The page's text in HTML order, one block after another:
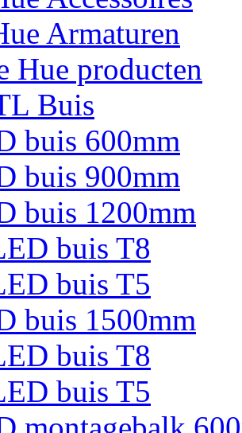
Armaturen
Hue producten
Buis
buis 600mm
buis 900mm
buis 1200mm
buis T8
buis T5
buis 1500mm
buis T8
buis T5